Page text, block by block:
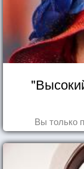
Вы только